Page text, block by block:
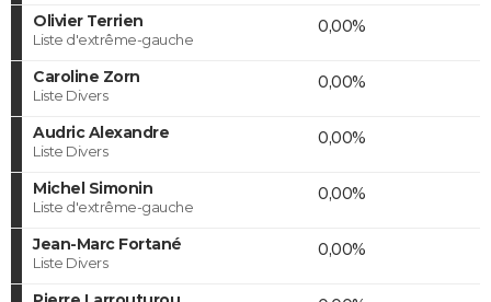
Olivier Terrien
Liste d'extrême-gauche
0,00%
Caroline Zorn
Liste Divers
0,00%
Audric Alexandre
Liste Divers
0,00%
Michel Simonin
Liste d'extrême-gauche
0,00%
Jean-Marc Fortané
Liste Divers
0,00%